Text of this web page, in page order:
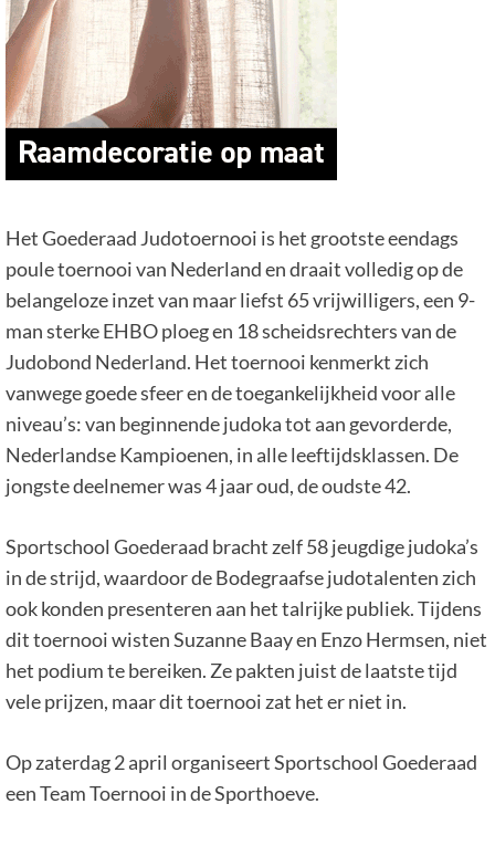
Het Goederaad Judotoernooi is het grootste eendags
poule toernooi van Nederland en draait volledig op de
belangeloze inzet van maar liefst 65 vrijwilligers, een 9-
man sterke EHBO ploeg en 18 scheidsrechters van de
Judobond Nederland. Het toernooi kenmerkt zich
vanwege goede sfeer en de toegankelijkheid voor alle
niveau’s: van beginnende judoka tot aan gevorderde,
Nederlandse Kampioenen, in alle leeftijdsklassen. De
jongste deelnemer was 4 jaar oud, de oudste 42.
Sportschool Goederaad bracht zelf 58 jeugdige judoka’s
in de strijd, waardoor de Bodegraafse judotalenten zich
ook konden presenteren aan het talrijke publiek. Tijdens
dit toernooi wisten Suzanne Baay en Enzo Hermsen, niet
het podium te bereiken. Ze pakten juist de laatste tijd
vele prijzen, maar dit toernooi zat het er niet in.
Op zaterdag 2 april organiseert Sportschool Goederaad
een Team Toernooi in de Sporthoeve.